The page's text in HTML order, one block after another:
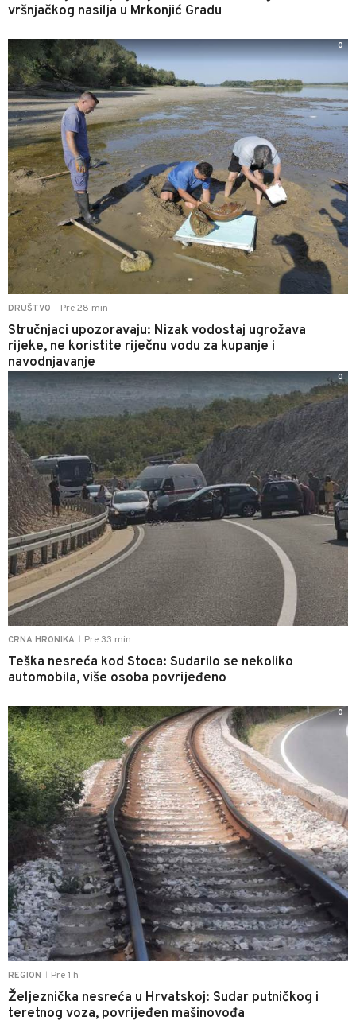
vršnjačkog nasilja u Mrkonjić Gradu
DRUŠTVO Pre 28 min
Stručnjaci upozoravaju: Nizak vodostaj ugrožava
rijeke, ne koristite riječnu vodu za kupanje i
navodnjavanje
0
CRNA HRONIKA Pre 33 min
Teška nesreća kod Stoca: Sudarilo se nekoliko
automobila, više osoba povrijeđeno
0
REGION Pre 1 h
Željeznička nesreća u Hrvatskoj: Sudar putničkog i
teretnog voza, povrijeđen mašinovođa
0